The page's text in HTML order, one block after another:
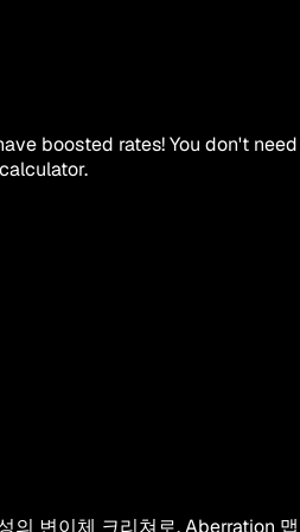
boosted rates! You don't need
의 변이체 크리쳐로, Aberration 맵